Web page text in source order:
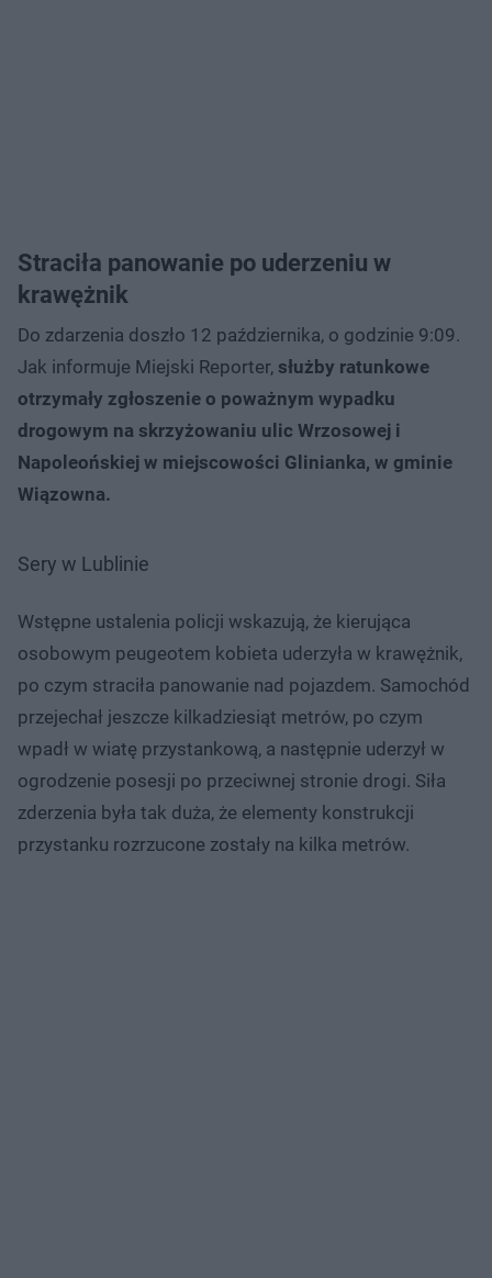
Straciła panowanie po uderzeniu w
krawężnik
Do zdarzenia doszło 12 października, o godzinie 9:09.
Jak informuje Miejski Reporter, służby ratunkowe
otrzymały zgłoszenie o poważnym wypadku
drogowym na skrzyżowaniu ulic Wrzosowej i
Napoleońskiej w miejscowości Glinianka, w gminie
Wiązowna.
Sery w Lublinie
Wstępne ustalenia policji wskazują, że kierująca
osobowym peugeotem kobieta uderzyła w krawężnik,
po czym straciła panowanie nad pojazdem. Samochód
przejechał jeszcze kilkadziesiąt metrów, po czym
wpadł w wiatę przystankową, a następnie uderzył w
ogrodzenie posesji po przeciwnej stronie drogi. Siła
zderzenia była tak duża, że elementy konstrukcji
przystanku rozrzucone zostały na kilka metrów.